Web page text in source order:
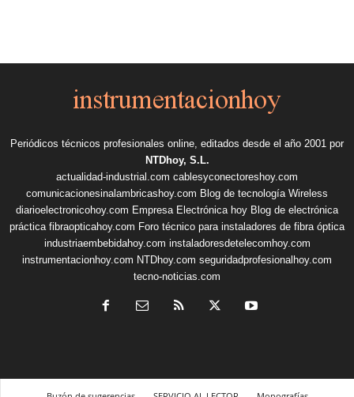
Periódicos técnicos profesionales online, editados desde el año 2001 por
NTDhoy, S.L.
actualidad-industrial.com cablesyconectoreshoy.com
comunicacionesinalambricashoy.com Blog de tecnología Wireless
diarioelectronicohoy.com Empresa Electrónica hoy Blog de electrónica
práctica fibraopticahoy.com Foro técnico para instaladores de fibra óptica
industriaembebidahoy.com instaladoresdetelecomhoy.com
instrumentacionhoy.com NTDhoy.com seguridadprofesionalhoy.com
tecno-noticias.com